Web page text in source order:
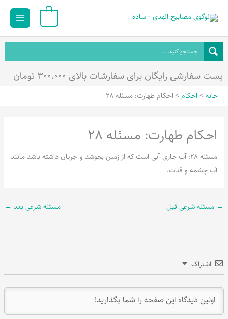
محتوا
Main
پست سفارشی رایگان برای سفارشات بالای ۳۰۰.۰۰۰ تومان
خانه احکام احکام طهارت: مسئله 28
احکام طهارت: مسئله 28
مسئله 28: آب جاری آبی است که از زمین بجوشد و جریان داشته باشد مانند
آب چشمه و قنات.
→ مسئله شرعی قبل مسئله شرعی بعد ←
اشتراک